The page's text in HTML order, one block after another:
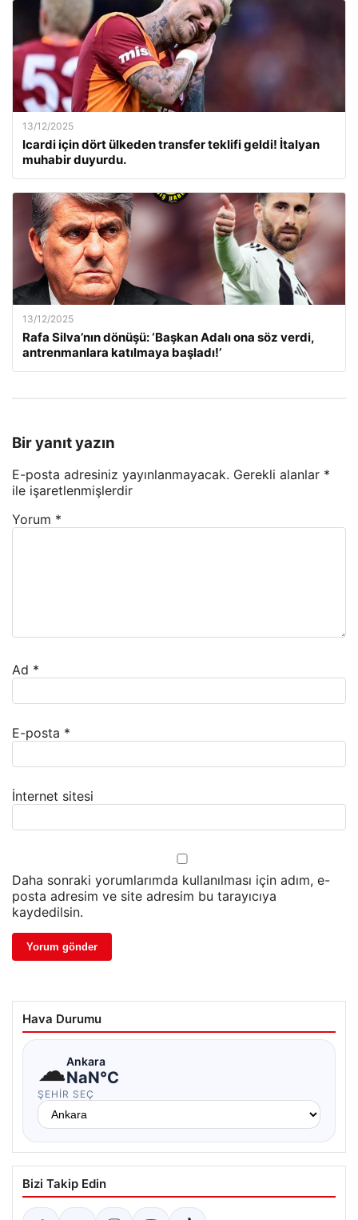
13/12/2025
Icardi için dört ülkeden transfer teklifi geldi! İtalyan
muhabir duyurdu.
13/12/2025
Rafa Silva’nın dönüşü: ‘Başkan Adalı ona söz verdi,
antrenmanlara katılmaya başladı!’
Bir yanıt yazın
E-posta adresiniz yayınlanmayacak. Gerekli alanlar *
ile işaretlenmişlerdir
Yorum *
Ad *
E-posta *
İnternet sitesi
Daha sonraki yorumlarımda kullanılması için adım, e-
posta adresim ve site adresim bu tarayıcıya
kaydedilsin.
Hava Durumu
☁Ankara
NaN°C
ŞEHIR SEÇ
Bizi Takip Edin